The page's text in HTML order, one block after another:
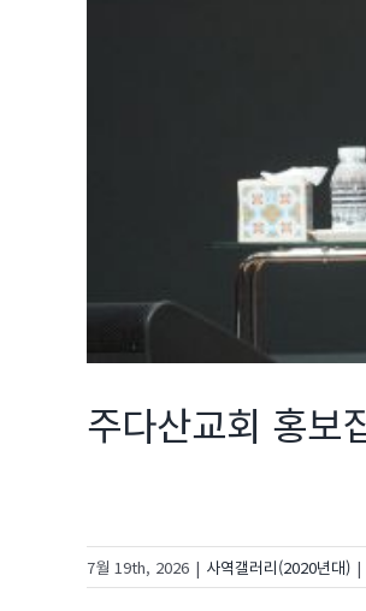
주다산교회 홍보
7월 19th, 2026 | 사역갤러리(2020년대) |